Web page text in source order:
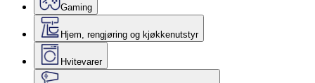
Gaming
Hjem, rengjøring og kjøkkenutstyr
Hvitevarer